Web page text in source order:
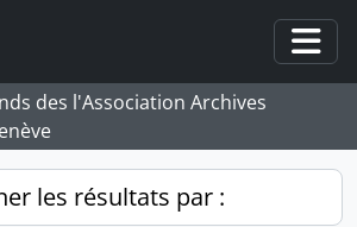
des l'Association Archives
les résultats par :